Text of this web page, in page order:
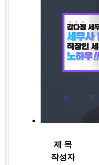
제 목
작성자